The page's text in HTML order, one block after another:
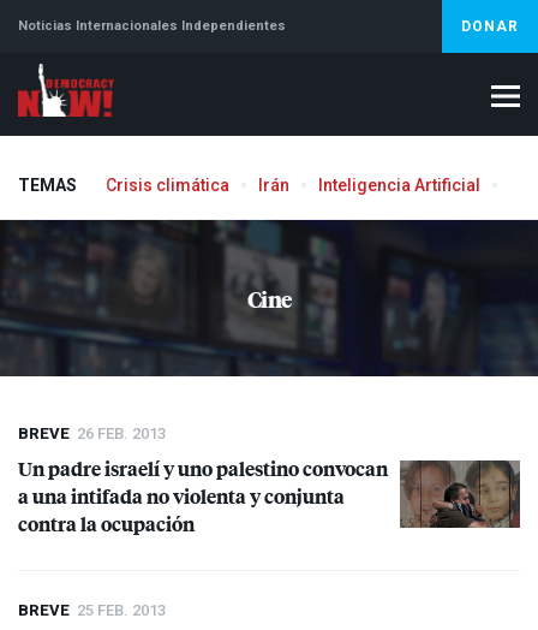
Noticias Internacionales Independientes DONAR
TEMAS Crisis climática Irán Inteligencia Artificial
Cine
BREVE 26 FEB. 2013
Un padre israelí y uno palestino convocan
a una intifada no violenta y conjunta
contra la ocupación
BREVE 25 FEB. 2013